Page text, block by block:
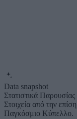
Data snapshot
Στατιστικά
Στοιχεία από την
Παγκόσμιο Κύπελλο.